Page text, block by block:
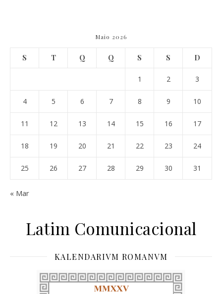
Maio 2026
S T Q Q S S D
1 2 3
4 5 6 7 8 9 10
11 12 13 14 15 16 17
18 19 20 21 22 23 24
25 26 27 28 29 30 31
« Mar
Latim Comunicacional
KALENDARIVM ROMANVM